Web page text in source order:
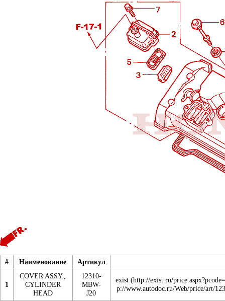
# Наименование Артикул
1
COVER ASSY.,
CYLINDER
HEAD
12310-
MBW-
J20
exist